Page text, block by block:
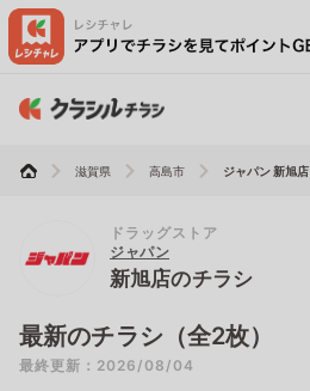
滋賀県 高島市 ジャパン 新旭店
ドラッグストア
ジャパン
新旭店のチラシ
最新のチラシ（全2枚）
最終更新：2026/08/04